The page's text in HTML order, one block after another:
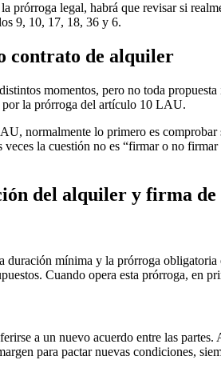
prórroga legal, habrá que revisar si
9, 10, 17, 18, 36 y 6.
contrato de alquiler
momentos, pero no toda
la prórroga del artículo 10 LAU.
normalmente lo primero es
veces la cuestión no es “firmar o no
del alquiler y firma de
mínima y la prórroga
Cuando opera esta prórroga, en
a un nuevo acuerdo entre las
para pactar nuevas condiciones,